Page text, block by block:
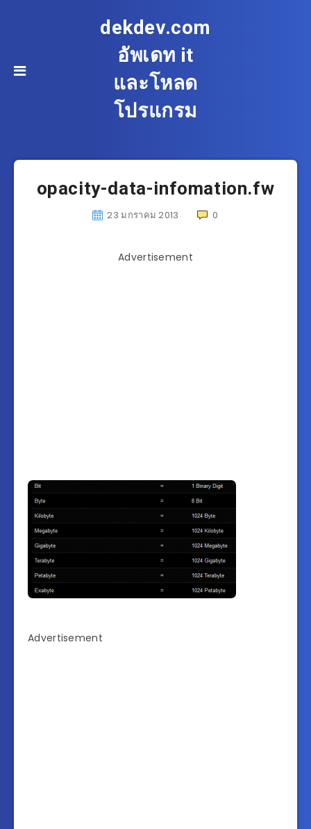
dekdev.com
อัพเดท it
และโหลด
โปรแกรม
opacity-data-infomation.fw
23 มกราคม 2013 0
Advertisement
Advertisement